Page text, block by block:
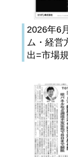
2026年6
ム・経営
出=市場